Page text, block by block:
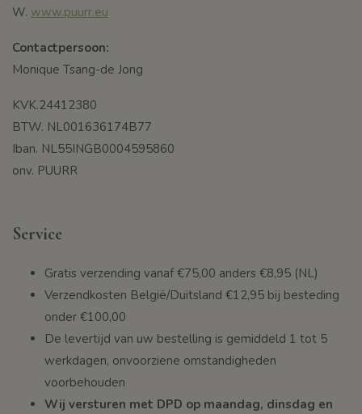
W. www.puurr.eu
Contactpersoon:
Monique Tsang-de Jong
KVK.24412380
BTW. NL001636174B77
Iban. NL55INGB0004595860
onv. PUURR
Service
Gratis verzending vanaf €75,00 anders €8,95 (NL)
Verzendkosten België/Duitsland €12,95 bij besteding
onder €100,00
De levertijd van uw bestelling is gemiddeld 1 tot 5
werkdagen, onvoorziene omstandigheden
voorbehouden
Wij versturen met DPD op maandag, dinsdag en